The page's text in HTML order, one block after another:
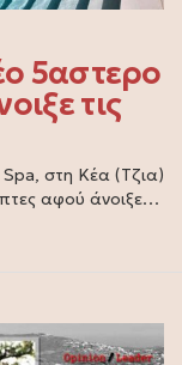
5αστερο
τις
στη Κέα (Τζια)
αφού άνοιξε…